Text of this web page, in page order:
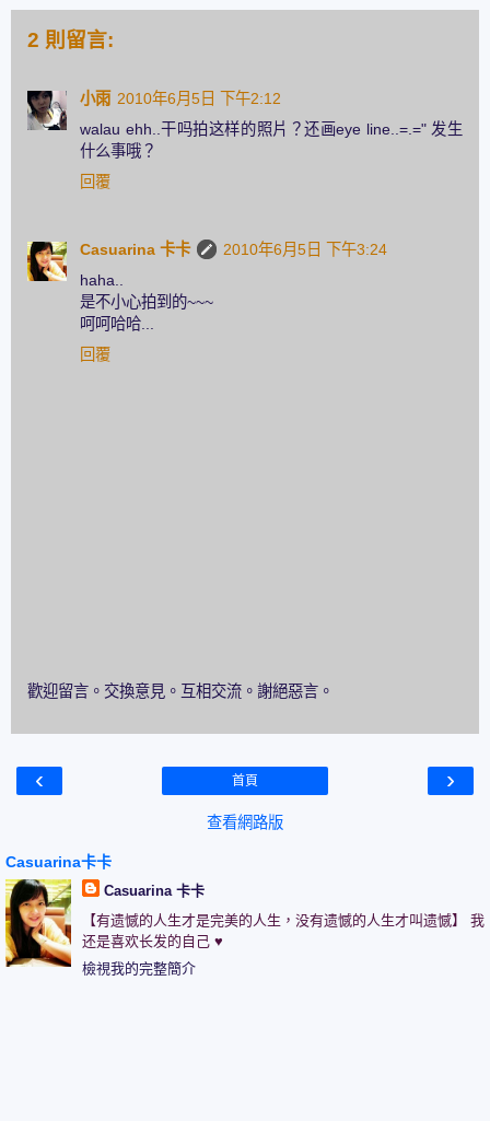
2 則留言:
小雨 2010年6月5日 下午2:12
walau ehh..干吗拍这样的照片？还画eye line..=.=" 发生
什么事哦？
回覆
Casuarina 卡卡
2010年6月5日 下午3:24
haha..
是不小心拍到的~~~
呵呵哈哈...
回覆
歡迎留言。交換意見。互相交流。謝絕惡言。
‹ ›
首頁
查看網路版
Casuarina卡卡
Casuarina 卡卡
【有遗憾的人生才是完美的人生，没有遗憾的人生才叫遗憾】 我
还是喜欢长发的自己 ♥
檢視我的完整簡介